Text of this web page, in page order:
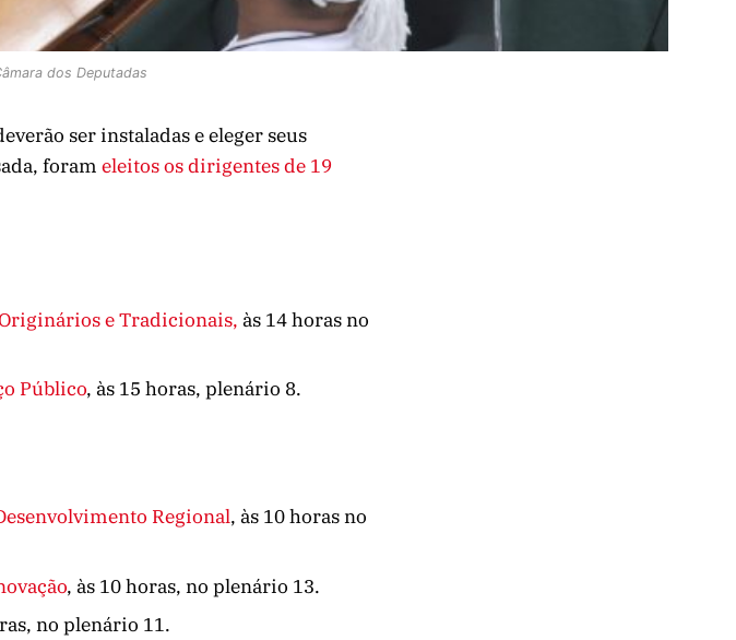
dos Deputadas
ser instaladas e eleger seus
foram eleitos os dirigentes de 19
e Tradicionais, às 14 horas no
Público, às 15 horas, plenário 8.
Regional, às 10 horas no
, às 10 horas, no plenário 13.
no plenário 11.